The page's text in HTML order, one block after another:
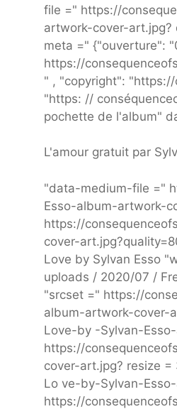
file =" https://
artwork-cover-
meta =" {"ouverture":
https://
" , "copyright":
"https: //
pochette de l'album"
L'amour gratuit par
"data-medium-file ="
Esso-album-artwork-
https://
cover-
Love by Sylvan Esso
uploads / 2020/07 /
"srcset =" https://
album-artwork-cover-
Love-by -Sylvan-
https://
cover-art.jpg? resize
Lo ve-by-Sylvan-
https://